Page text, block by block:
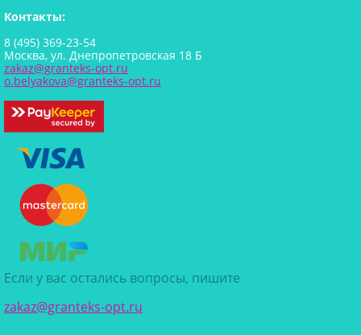
Контакты:
8 (495) 369-23-54
Москва, ул. Днепропетровская 18 Б
zakaz@granteks-opt.ru
o.belyakova@granteks-opt.ru
Если у вас остались вопросы, пишите
zakaz@granteks-opt.ru